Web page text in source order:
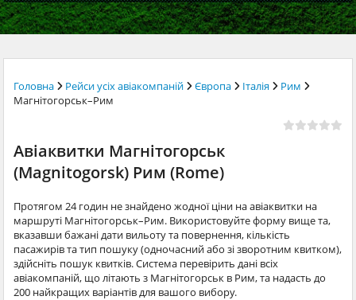
Головна Рейси усіх авіакомпаній Європа Італія
Рим
Магнітогорськ–Рим
Авіаквитки Магнітогорськ
(Magnitogorsk) Рим (Rome)
Протягом 24 годин не знайдено жодної ціни на авіаквитки на
маршруті Магнітогорськ–Рим. Використовуйте форму вище та,
вказавши бажані дати вильоту та повернення, кількість
пасажирів та тип пошуку (одночасний або зі зворотним квитком),
здійсніть пошук квитків. Система перевірить дані всіх
авіакомпаній, що літають з Магнітогорськ в Рим, та надасть до
200 найкращих варіантів для вашого вибору.